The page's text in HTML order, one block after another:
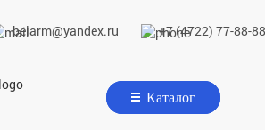
belarm@yandex.ru +7 (4722) 77-88-88
Каталог